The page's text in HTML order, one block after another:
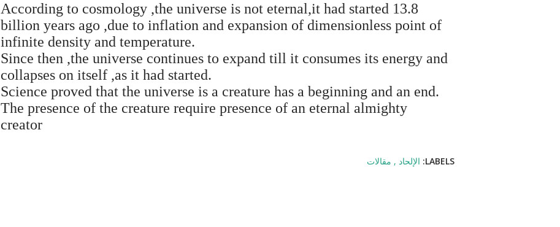
According to cosmology ,the universe is not eternal,it had started 13.8
billion years ago ,due to inflation and expansion of dimensionless point of
infinite density and temperature.
Since then ,the universe continues to expand till it consumes its energy and
collapses on itself ,as it had started.
Science proved that the universe is a creature has a beginning and an end.
The presence of the creature require presence of an eternal almighty
creator
LABELS: الإلحاد مقالات